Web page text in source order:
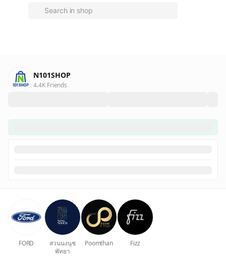
N101SHOP
4.4K Friends
FORD
สวนนงนุช
พัทยา
Poomthan Fizz